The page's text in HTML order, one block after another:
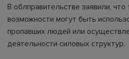
В облправительстве заявили,
возможности могут быть
пропавших людей или
деятельности силовых структур.